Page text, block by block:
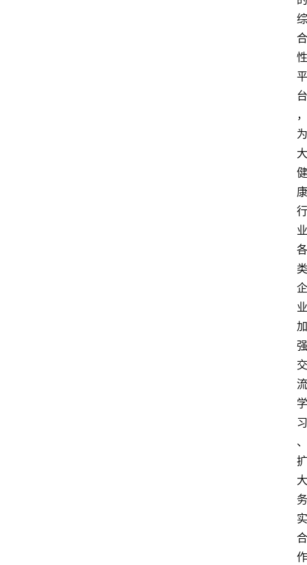
综
合
性
平
台
，
为
大
健
康
行
业
各
类
企
业
加
强
交
流
学
习
、
扩
大
务
实
合
作